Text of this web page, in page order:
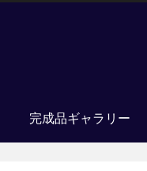
完成品ギャラリー